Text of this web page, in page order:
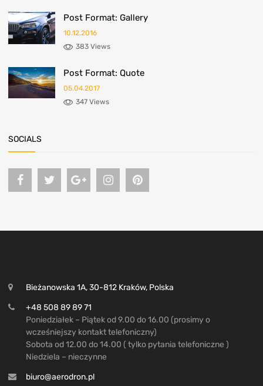
Post Format: Gallery
10.12.2016
383 Views
Post Format: Quote
05.04.2017
347 Views
SOCIALS
Bieżanowska 1A, 30-812 Kraków, Polska
+48 508 89 89 71
Poniedziałek – Piątek od 9.00 do 16.00 (prosimy o
wcześniejszy kontakt telefoniczny)
Sobota od 12.00 do 14.00 ( tylko pytania telefoniczne )
Niedziela – nieczynne
biuro@aerodron.pl